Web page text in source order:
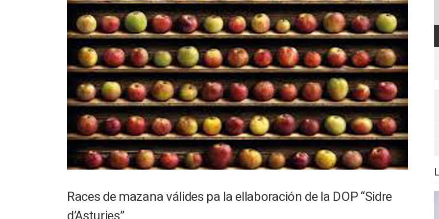
Races de mazana válides pa la ellaboración de la DOP “Sidre
d’Asturies”